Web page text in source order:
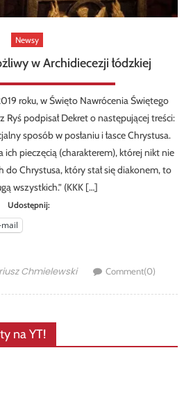
Newsy
w Archidiecezji łódzkiej
roku, w Święto Nawrócenia Świętego
Ryś podpisał Dekret o następującej treści:
sposób w posłaniu i łasce Chrystusa.
ich pieczęcią (charakterem), której nikt nie
do Chrystusa, który stał się diakonem, to
wszystkich.” (KKK […]
Udostępnij:
mail
Chmielewski Comment(0)
na YT!